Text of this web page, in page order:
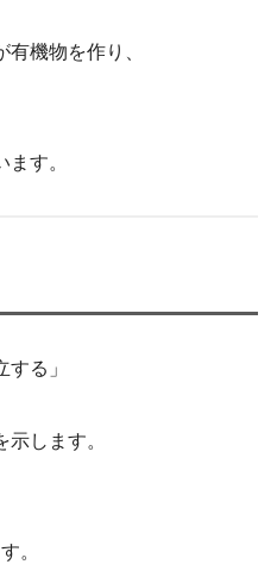
機物を作り、
ます。
する」
します。
。